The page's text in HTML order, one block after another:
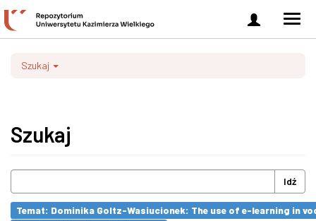
Zaloguj
się
Szukaj
Szukaj
Idź
Temat: Dominika Goltz-Wasiucionek: The use of e-learning in